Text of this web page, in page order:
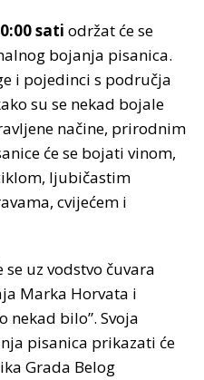
sati održat će se
bojanja pisanica.
i pojedinci s područja
su se nekad bojale
načine, prirodnim
će se bojati vinom,
ljubičastim
cvijećem i
uz vodstvo čuvara
Marka Horvata i
nekad bilo”. Svoja
pisanica prikazati će
Grada Belog